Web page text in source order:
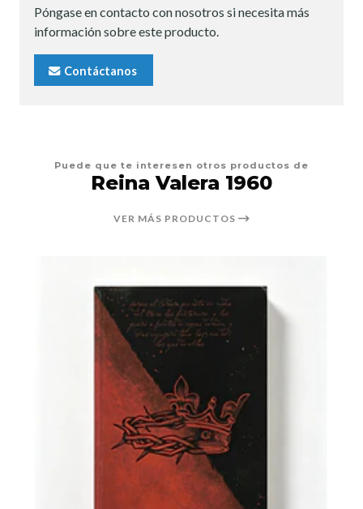
Póngase en contacto con nosotros si necesita más
información sobre este producto.
Contáctanos
Puede que te interesen otros productos de
Reina Valera 1960
VER MÁS PRODUCTOS